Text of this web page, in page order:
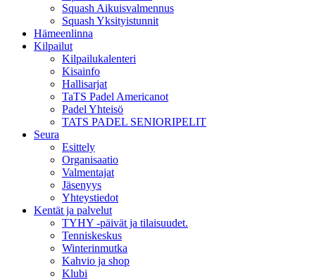
Squash Aikuisvalmennus
Squash Yksityistunnit
Hämeenlinna
Kilpailut
Kilpailukalenteri
Kisainfo
Hallisarjat
TaTS Padel Americanot
Padel Yhteisö
TATS PADEL SENIORIPELIT
Seura
Esittely
Organisaatio
Valmentajat
Jäsenyys
Yhteystiedot
Kentät ja palvelut
TYHY -päivät ja tilaisuudet.
Tenniskeskus
Winterinmutka
Kahvio ja shop
Klubi